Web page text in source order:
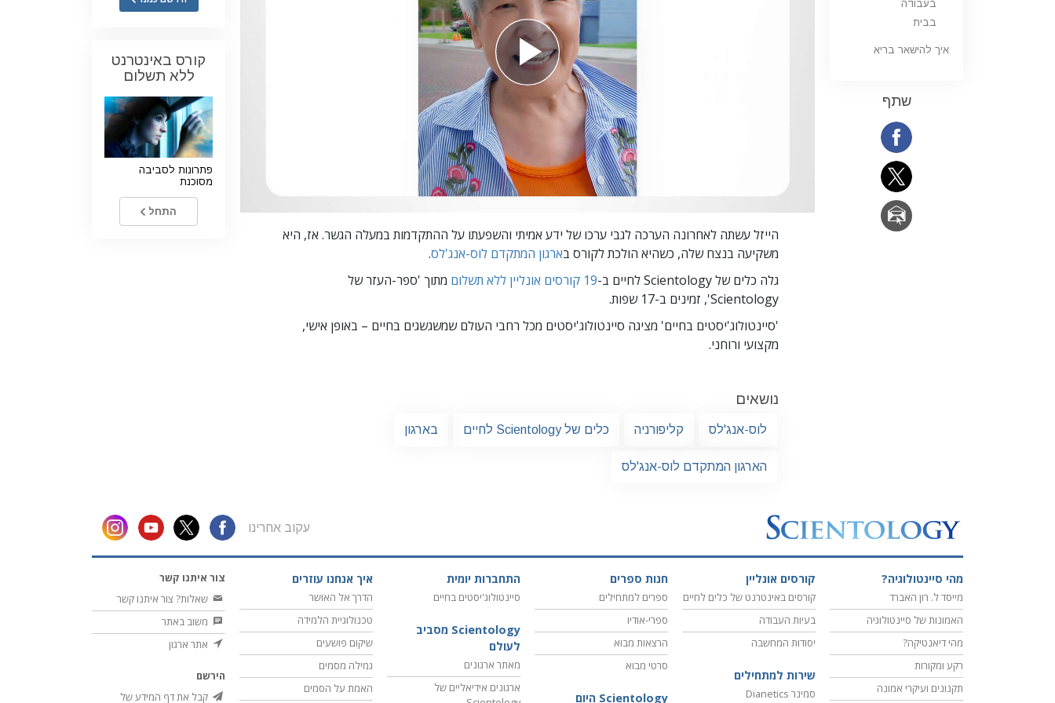
כלים למקום העבודה
יסודות ההתארגנות
היסודות של יחסי ציבור
הייזל עשתה לאחרונה הערכה לגבי ערכו של ידע אמיתי והשפעתו על ההתקדמות במעלה הגשר. אז, היא
משקיעה בנצח שלה, כשהיא הולכת לקורס בארגון המתקדם לוס-אנג'לס.
גלה כלים של Scientology לחיים ב-
19 קורסים אונליין ללא תשלום
מתוך 'ספר-העזר של
Scientology', זמינים ב-17 שפות.
'סיינטולוג'יסטים בחיים' מציגה סיינטולוג'יסטים מכל רחבי העולם שמשגשגים בחיים – באופן אישי,
מקצועי ורוחני.
נושאים
לוס-אנג'לס קליפורניה כלים של Scientology לחיים בארגון
הארגון המתקדם לוס-אנג'לס
בעבודה
בבית
איך להישאר בריא
שתף
קורס באינטרנט
ללא תשלום
פתרונות לסביבה
מסוכנת
התחל
עקוב אחרינו
מהי סיינטולוגיה?
מייסד ל. רון האברד
האמונות של סיינטולוגיה
מהי דיאנטיקה?
רקע ומקורות
תקנונים ועיקרי אמונה
קורסים אונליין
קורסים באינטרנט של כלים לחיים
בעיות העבודה
יסודות המחשבה
שירות למתחילים
סמינר Dianetics
חנות ספרים
ספרים למתחילים
ספרי-אודיו
הרצאות מבוא
סרטי מבוא
Scientology היום
התחברות יומית
סיינטולוג'יסטים בחיים
Scientology מסביב
לעולם
מאתר ארגונים
ארגונים אידיאליים של
איך אנחנו עוזרים
הדרך אל האושר
טכנולוגיית הלמידה
שיקום פושעים
גמילה מסמים
האמת על הסמים
צור איתנו קשר
שאלות? צור איתנו קשר
משוב באתר
אתר ארגון
הירשם
קבל את דף המידע של